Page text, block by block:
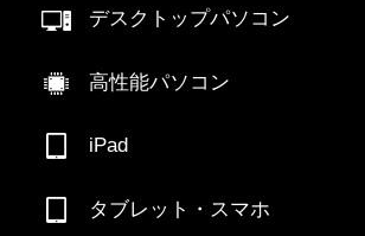
デスクトップパソコン
高性能パソコン
iPad
タブレット・スマホ